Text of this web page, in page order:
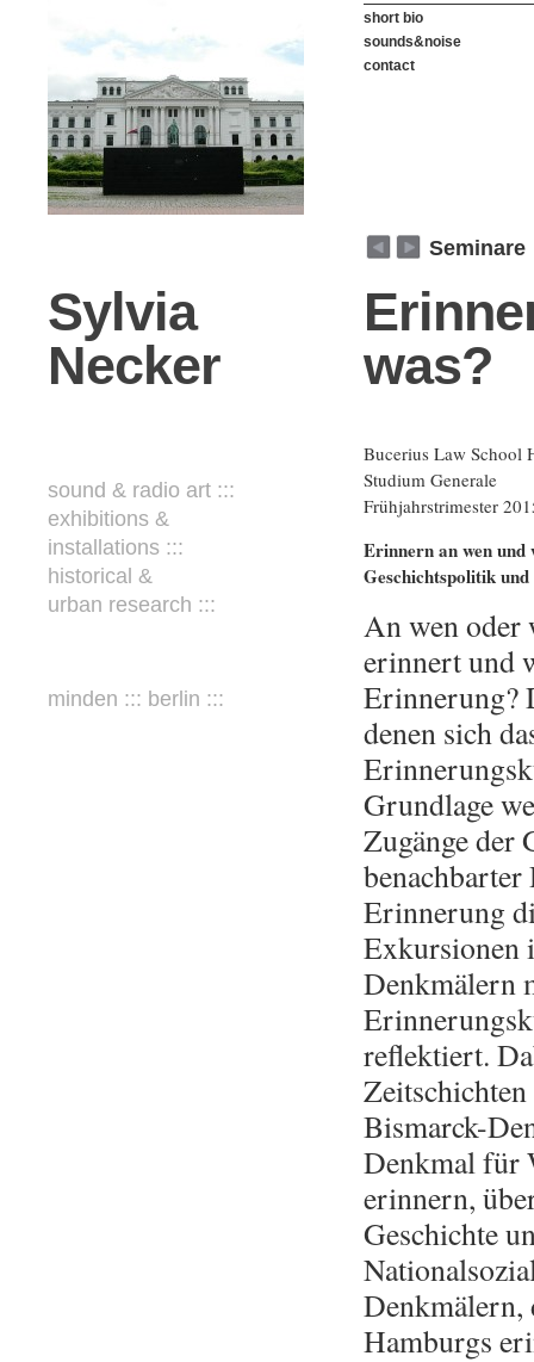
Sylvia
Necker
sound & radio art :::
exhibitions &
installations :::
historical &
urban research :::
minden ::: berlin :::
short bio
sounds&noise
contact
weiterzurück
Seminare
was?
Bucerius Law School
Studium Generale
Frühjahrstrimester
Erinnern an wen und
Geschichtspolitik
An wen oder
erinnert und
Erinnerung?
denen sich
Grundlage
Zugänge der
Erinnerung
Exkursionen
Denkmälern
reflektiert.
Bismarck-
Denkmal für
erinnern,
Geschichte
Denkmälern,
Hamburgs